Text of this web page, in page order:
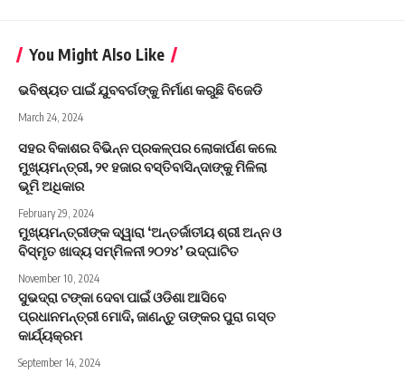
You Might Also Like
ଭବିଷ୍ୟତ ପାଇଁ ଯୁବବର୍ଗଙ୍କୁ ନିର୍ମାଣ କରୁଛି ବିଜେଡି
March 24, 2024
ସହର ବିକାଶର ବିଭିନ୍ନ ପ୍ରକଳ୍ପର ଲୋକାର୍ପଣ କଲେ
ମୁଖ୍ୟମନ୍ତ୍ରୀ, ୨୧ ହଜାର ବସ୍ତିବାସିନ୍ଦାଙ୍କୁ ମିଳିଲା
ଭୂମି ଅଧିକାର
February 29, 2024
ମୁଖ୍ୟମନ୍ତ୍ରୀଙ୍କ ଦ୍ୱାରା ‘ଅନ୍ତର୍ଜାତୀୟ ଶ୍ରୀ ଅନ୍ନ ଓ
ବିସ୍ମୃତ ଖାଦ୍ୟ ସମ୍ମିଳନୀ ୨୦୨୪’ ଉଦ୍‌ଘାଟିତ
November 10, 2024
ସୁଭଦ୍ରା ଟଙ୍କା ଦେବା ପାଇଁ ଓଡିଶା ଆସିବେ
ପ୍ରଧାନମନ୍ତ୍ରୀ ମୋଦି, ଜାଣନ୍ତୁ ତାଙ୍କର ପୁରା ଗସ୍ତ
କାର୍ଯ୍ୟକ୍ରମ
September 14, 2024